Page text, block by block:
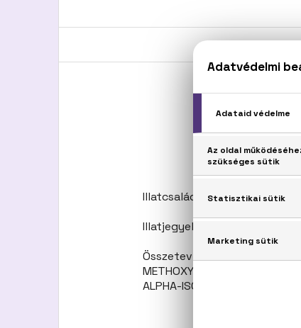
Illatcsalád: Aromás-fás
Illatjegyek: Grapefruit,
Összetevők: ALCOHOL,
ALPHA-ISOMETHYL IONONE,